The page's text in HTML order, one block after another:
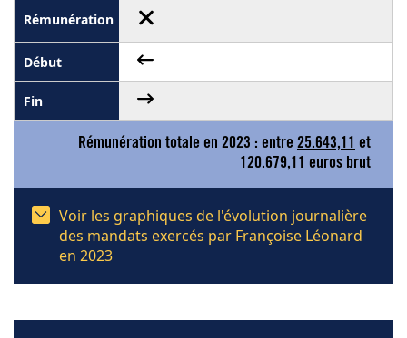
Rémunération totale en 2023 : entre 25.643,11 et
120.679,11 euros brut
Voir les graphiques de l'évolution journalière
des mandats exercés par Françoise Léonard
en 2023